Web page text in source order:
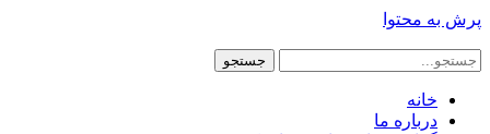
پرش به محتوا
جستجو
خانه
درباره ما